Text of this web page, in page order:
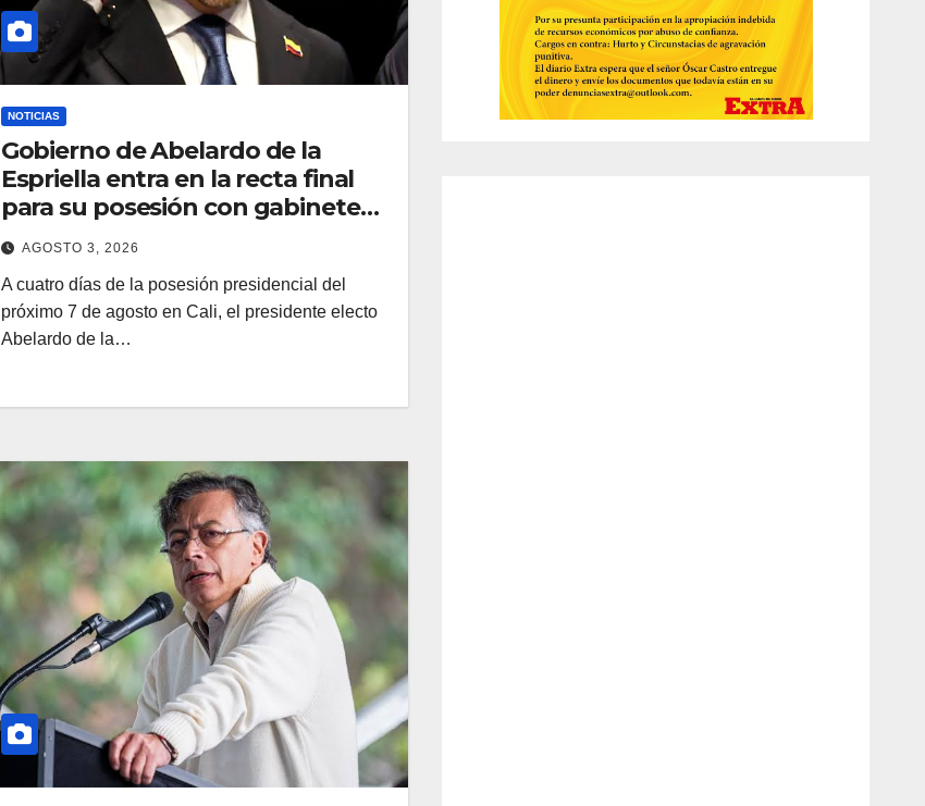
NOTICIAS
Gobierno de Abelardo de la
Espriella entra en la recta final
para su posesión con gabinete
casi completo
AGOSTO 3, 2026
A cuatro días de la posesión presidencial del
próximo 7 de agosto en Cali, el presidente electo
Abelardo de la…